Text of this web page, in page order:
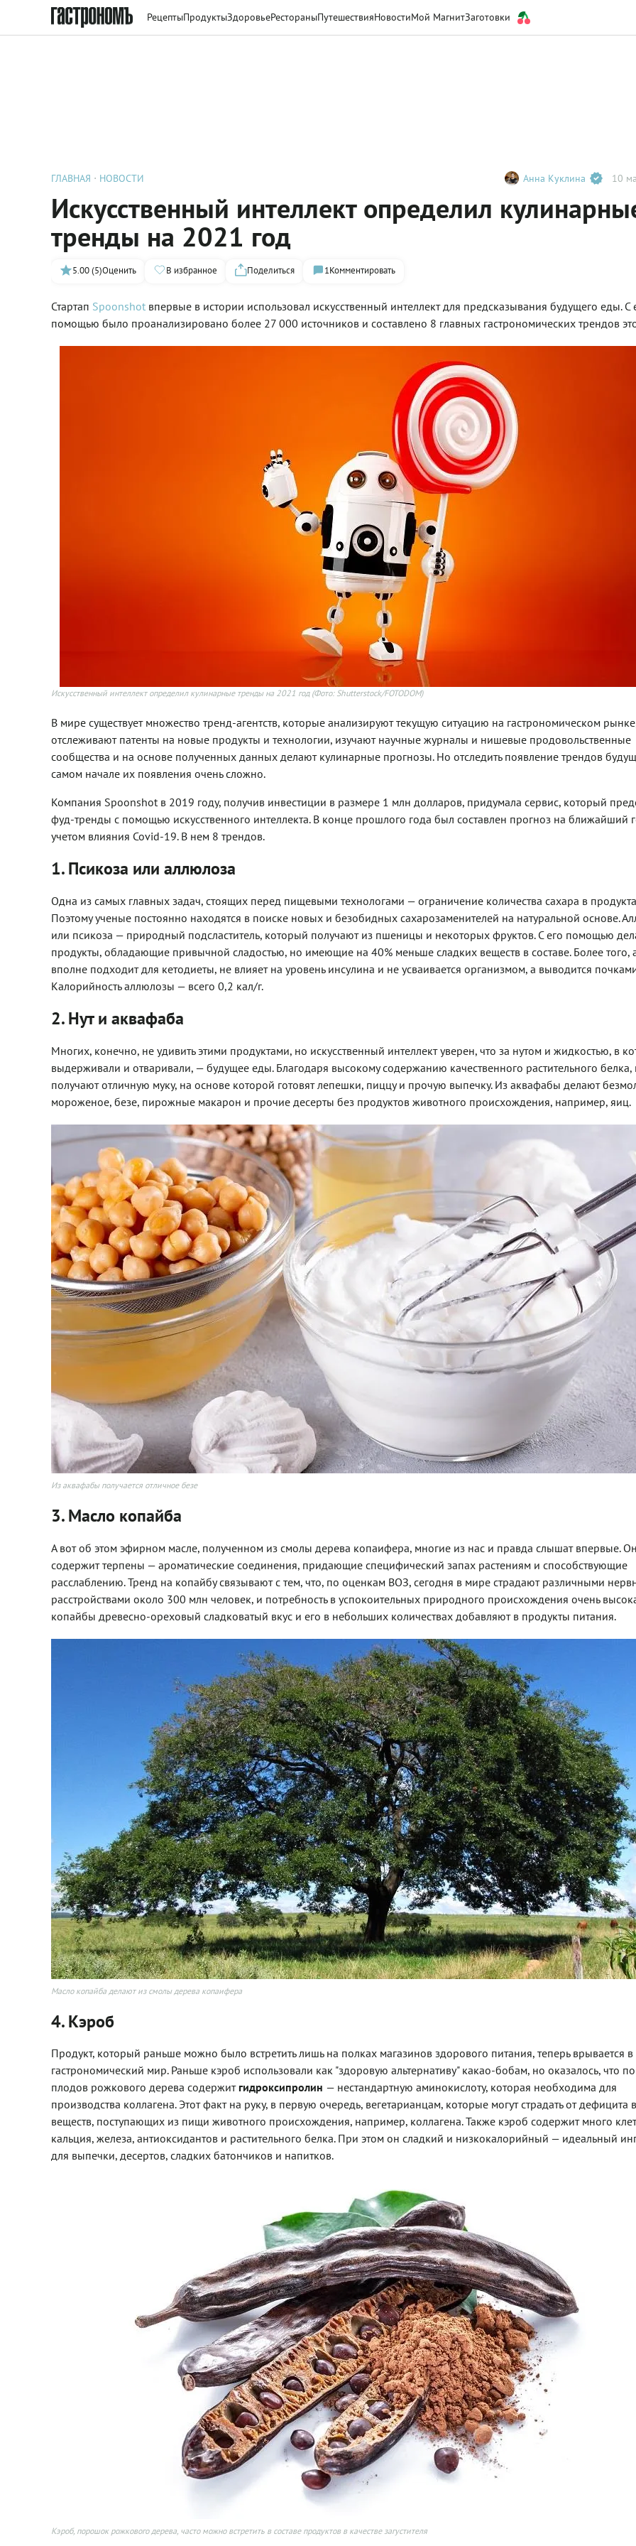
РецептыПродуктыЗдоровьеРестораныПутешествияНовостиМой МагнитЗаготовки
ГЛАВНАЯ НОВОСТИ Анна Куклина 10
Искусственный интеллект определил
тренды на 2021 год
5.00 (5)Оценить В избранное Поделиться 1Комментировать
Стартап Spoonshot впервые в истории использовал искусственный интеллект для предсказывания будущего еды. С
помощью было проанализировано более 27 000 источников и составлено 8 главных гастрономических трендов
Искусственный интеллект определил кулинарные тренды на 2021 год (Фото: Shutterstock/FOTODOM)
В мире существует множество тренд-агентств, которые анализируют текущую ситуацию на гастрономическом
отслеживают патенты на новые продукты и технологии, изучают научные журналы и нишевые продовольственные
сообщества и на основе полученных данных делают кулинарные прогнозы. Но отследить появление трендов
самом начале их появления очень сложно.
Компания Spoonshot в 2019 году, получив инвестиции в размере 1 млн долларов, придумала сервис, который
фуд-тренды с помощью искусственного интеллекта. В конце прошлого года был составлен прогноз на ближайший
учетом влияния Covid-19. В нем 8 трендов.
1. Псикоза или аллюлоза
Одна из самых главных задач, стоящих перед пищевыми технологами — ограничение количества сахара в
Поэтому ученые постоянно находятся в поиске новых и безобидных сахарозаменителей на натуральной основе.
или псикоза — природный подсластитель, который получают из пшеницы и некоторых фруктов. С его помощью
продукты, обладающие привычной сладостью, но имеющие на 40% меньше сладких веществ в составе. Более того,
вполне подходит для кетодиеты, не влияет на уровень инсулина и не усваивается организмом, а выводится
Калорийность аллюлозы — всего 0,2 кал/г.
2. Нут и аквафаба
Многих, конечно, не удивить этими продуктами, но искусственный интеллект уверен, что за нутом и жидкостью, в
выдерживали и отваривали, — будущее еды. Благодаря высокому содержанию качественного растительного белка,
получают отличную муку, на основе которой готовят лепешки, пиццу и прочую выпечку. Из аквафабы делают
мороженое, безе, пирожные макарон и прочие десерты без продуктов животного происхождения, например, яиц.
Из аквафабы получается отличное безе
3. Масло копайба
А вот об этом эфирном масле, полученном из смолы дерева копаифера, многие из нас и правда слышат впервые.
содержит терпены — ароматические соединения, придающие специфический запах растениям и способствующие
расслаблению. Тренд на копайбу связывают с тем, что, по оценкам ВОЗ, сегодня в мире страдают различными
расстройствами около 300 млн человек, и потребность в успокоительных природного происхождения очень
копайбы древесно-ореховый сладковатый вкус и его в небольших количествах добавляют в продукты питания.
Масло копайба делают из смолы дерева копаифера
4. Кэроб
Продукт, который раньше можно было встретить лишь на полках магазинов здорового питания, теперь врывается в
гастрономический мир. Раньше кэроб использовали как "здоровую альтернативу" какао-бобам, но оказалось, что
плодов рожкового дерева содержит гидроксипролин — нестандартную аминокислоту, которая необходима для
производства коллагена. Этот факт на руку, в первую очередь, вегетарианцам, которые могут страдать от дефицита
веществ, поступающих из пищи животного происхождения, например, коллагена. Также кэроб содержит много
кальция, железа, антиоксидантов и растительного белка. При этом он сладкий и низкокалорийный — идеальный
для выпечки, десертов, сладких батончиков и напитков.
Кэроб, порошок рожкового дерева, часто можно встретить в составе продуктов в качестве загустителя